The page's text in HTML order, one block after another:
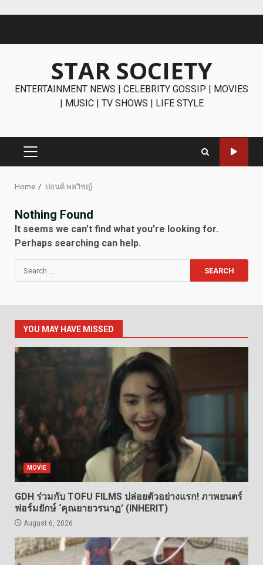
STAR SOCIETY
ENTERTAINMENT NEWS | CELEBRITY GOSSIP | MOVIES
| MUSIC | TV SHOWS | LIFE STYLE
PRIMARY
Home ปอนด์ พลวิชญ์
Nothing Found
It seems we can’t find what you’re looking for.
Perhaps searching can help.
Search
for:
YOU MAY HAVE MISSED
MOVIE
GDH ร่วมกับ TOFU FILMS ปล่อยตัวอย่างแรก! ภาพยนตร์
ฟอร์มยักษ์ ‘คุณยายวรนาฏ’ (INHERIT)
August 6, 2026